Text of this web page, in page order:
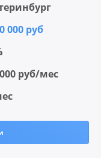
000 руб
руб/мес